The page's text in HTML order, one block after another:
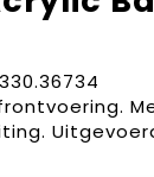
330.36734